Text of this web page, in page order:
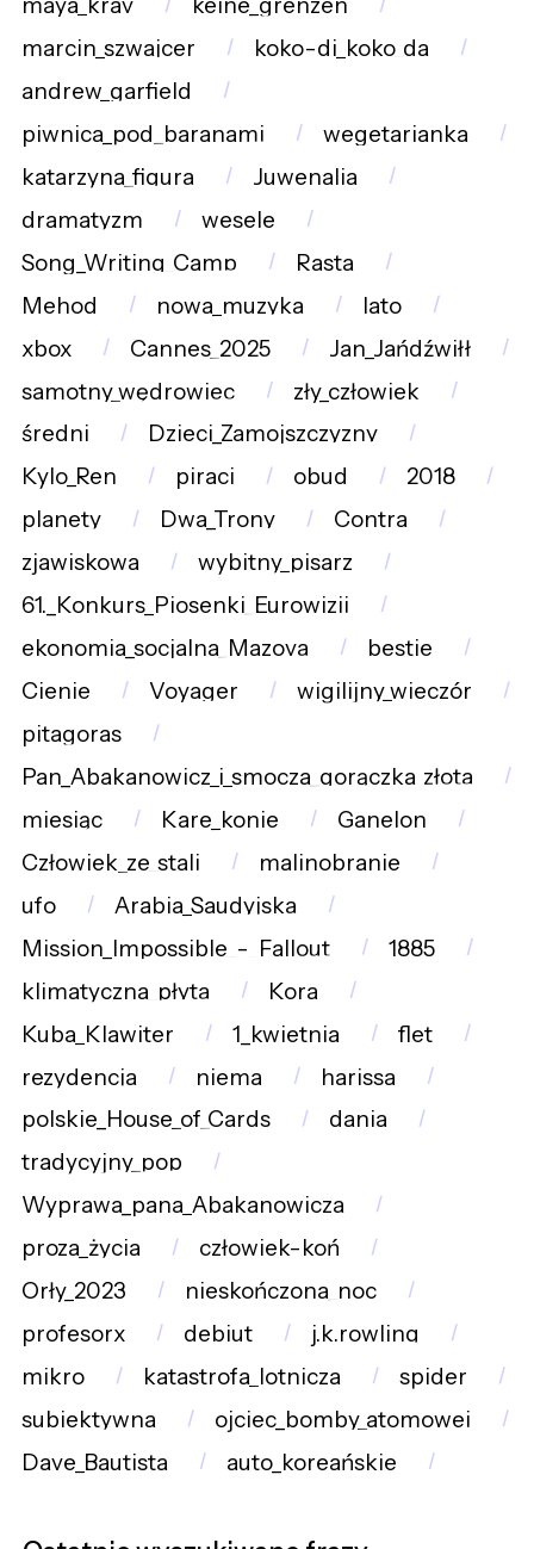
marcin_szwajcer
koko-di_koko_da
andrew_garfield
piwnica_pod_baranami
wegetarianka
katarzyna_figura
Juwenalia
dramatyzm
wesele
Song_Writing_Camp
Rasta
Mehod
nowa_muzyka
lato
xbox
Cannes_2025
Jan_Jańdźwiłł
samotny_wędrowiec
zły_człowiek
średni
Dzieci_Zamojszczyzny
Kylo_Ren
piraci obud
2018
planety
Dwa_Trony
Contra
zjawiskowa
wybitny_pisarz
61._Konkurs_Piosenki_Eurowizji
ekonomia_socjalna_Mazova
bestie
Cienie
Voyager
wigilijny_wieczór
pitagoras
Pan_Abakanowicz_i_smocza_gorączka_złota
miesiąc
Kare_konie
Ganelon
Człowiek_ze_stali
malinobranie
ufo
Arabia_Saudyjska
Mission_Impossible_-_Fallout
1885
klimatyczna_płyta
Kora
Kuba_Klawiter
1_kwietnia
flet
rezydencja
niema
harissa
polskie_House_of_Cards
dania
tradycyjny_pop
Wyprawa_pana_Abakanowicza
proza_życia
człowiek-koń
Orły_2023
nieskończona_noc
profesorx
debiut
j.k.rowling
mikro
katastrofa_lotnicza
spider
subiektywna
ojciec_bomby_atomowej
Dave_Bautista
auto_koreańskie